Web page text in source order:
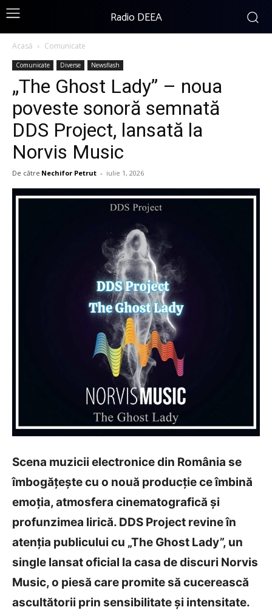
Radio DEEA
Acasă Comunicate
Comunicate Diverse Newsflash
„The Ghost Lady” – noua
poveste sonoră semnată
DDS Project, lansată la
Norvis Music
De către Nechifor Petrut - iulie 1, 2026
Scena muzicii electronice din România se
îmbogățește cu o nouă producție ce îmbină
emoția, atmosfera cinematografică și
profunzimea lirică. DDS Project revine în
atenția publicului cu „The Ghost Lady”, un
single lansat oficial la casa de discuri Norvis
Music, o piesă care promite să cucerească
ascultătorii prin sensibilitate și intensitate.